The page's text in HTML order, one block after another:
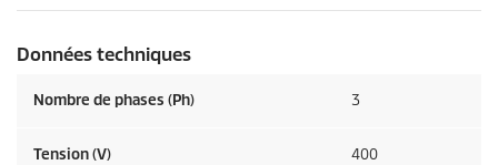
Données techniques
Nombre de phases (Ph) 3
Tension (V) 400